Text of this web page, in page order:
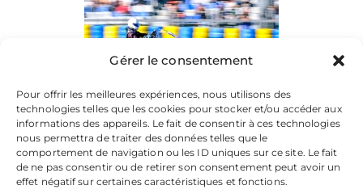
Gérer le consentement
Pour offrir les meilleures expériences, nous utilisons des
technologies telles que les cookies pour stocker et/ou accéder aux
informations des appareils. Le fait de consentir à ces technologies
nous permettra de traiter des données telles que le
comportement de navigation ou les ID uniques sur ce site. Le fait
de ne pas consentir ou de retirer son consentement peut avoir un
effet négatif sur certaines caractéristiques et fonctions.